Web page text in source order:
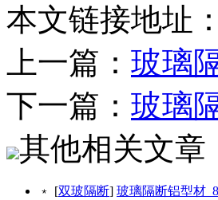
本文链接地址：
上一篇： 玻璃
下一篇： 玻璃
其他相关文章
﹡ [双玻隔断] 玻璃隔断铝型材